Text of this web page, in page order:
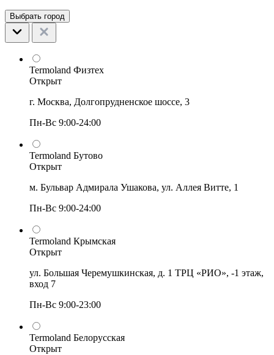
Выбрать город
Termoland Физтех
Открыт
г. Москва, Долгопрудненское шоссе, 3
Пн-Вс 9:00-24:00
Termoland Бутово
Открыт
м. Бульвар Адмирала Ушакова, ул. Аллея Витте, 1
Пн-Вс 9:00-24:00
Termoland Крымская
Открыт
ул. Большая Черемушкинская, д. 1 ТРЦ «РИО», -1 этаж,
вход 7
Пн-Вс 9:00-23:00
Termoland Белорусская
Открыт